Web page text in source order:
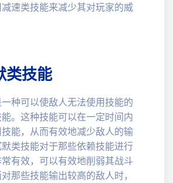
速类技能来减少其对玩家的威
类技能
种可以使敌人无法使用技能的
能。这种技能可以在一定时间内
能，从而有效地减少敌人的输
类技能对于那些依赖技能进行
有效，可以有效地削弱其战斗
那些技能输出较高的敌人时，